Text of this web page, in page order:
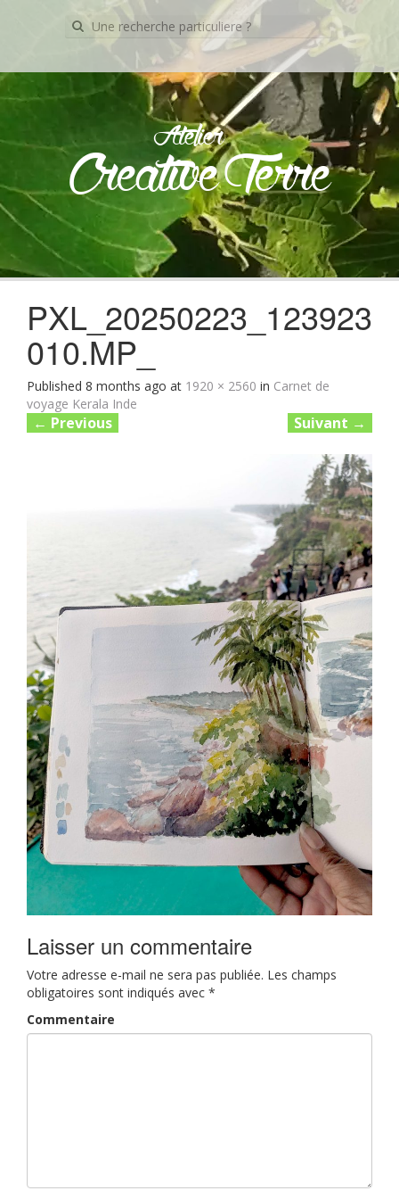
Recherche
pour:
Atelier
Creative Terre
Skip
to
PXL_20250223_123923
010.MP_
Published 8 months ago at 1920 × 2560 in Carnet de
voyage Kerala Inde
← Previous Suivant →
Laisser un commentaire
Votre adresse e-mail ne sera pas publiée. Les champs
obligatoires sont indiqués avec *
Commentaire